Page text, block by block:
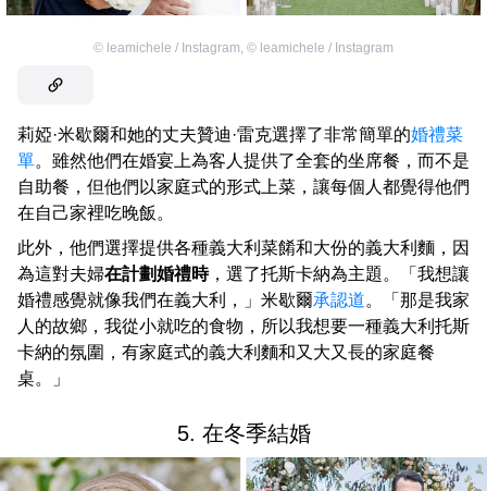
© leamichele / Instagram, © leamichele / Instagram
莉婭·米歇爾和她的丈夫贊迪·雷克選擇了非常簡單的婚禮菜
單。雖然他們在婚宴上為客人提供了全套的坐席餐，而不是
自助餐，但他們以家庭式的形式上菜，讓每個人都覺得他們
在自己家裡吃晚飯。
此外，他們選擇提供各種義大利菜餚和大份的義大利麵，因
為這對夫婦在計劃婚禮時，選了托斯卡納為主題。「我想讓
婚禮感覺就像我們在義大利，」米歇爾承認道。「那是我家
人的故鄉，我從小就吃的食物，所以我想要一種義大利托斯
卡納的氛圍，有家庭式的義大利麵和又大又長的家庭餐
桌。」
5. 在冬季結婚